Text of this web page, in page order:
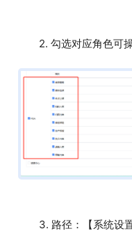
2. 勾选对应角色可
3. 路径：【系统设